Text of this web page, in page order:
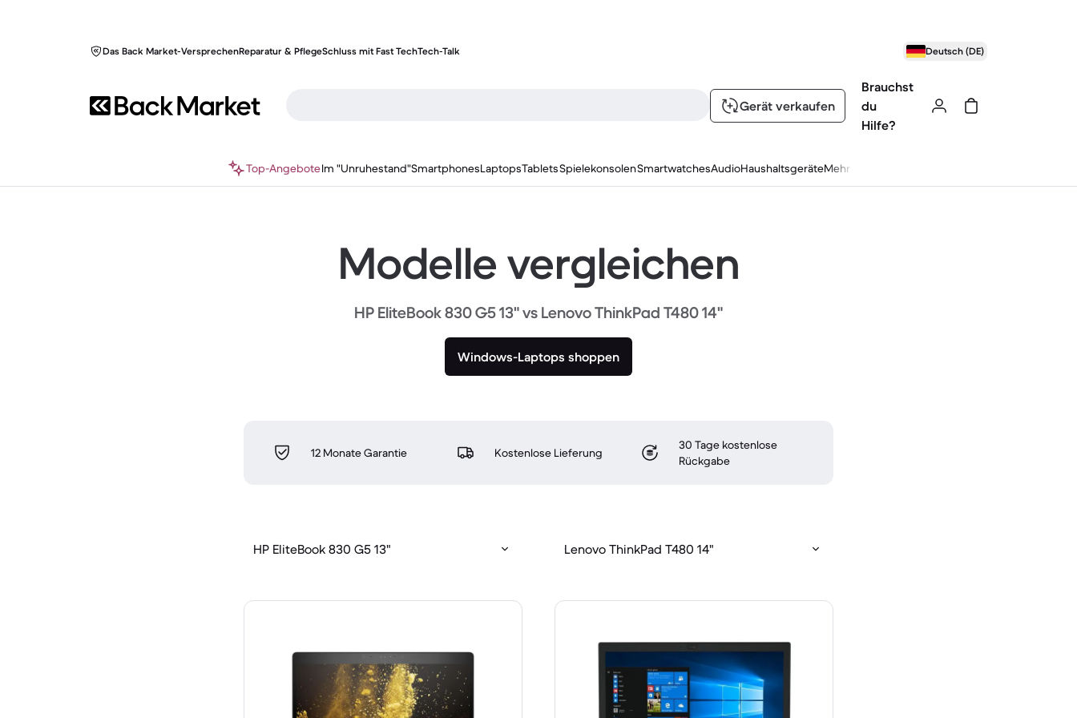
Das Back Market-VersprechenReparatur & PflegeSchluss mit Fast TechTech-Talk Deutsch (DE)
Gerät verkaufen
Brauchst
du
Hilfe?
Top-AngeboteIm "Unruhestand"SmartphonesLaptopsTabletsSpielekonsolenSmartwatchesAudioHaushaltsgeräteMehr
Modelle vergleichen
HP EliteBook 830 G5 13" vs Lenovo ThinkPad T480 14"
Windows-Laptops shoppen
12 Monate Garantie Kostenlose Lieferung
30 Tage kostenlose
Rückgabe
HP EliteBook 830 G5 13" Lenovo ThinkPad T480 14"